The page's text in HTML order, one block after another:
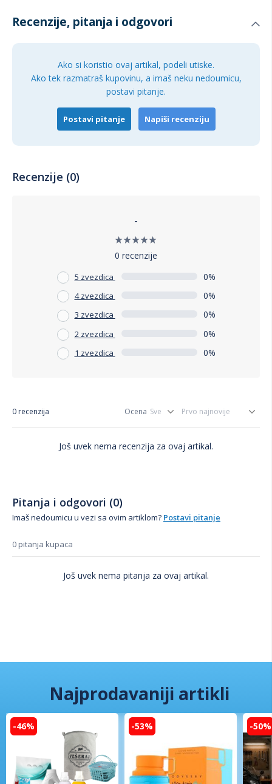
Recenzije, pitanja i odgovori
Ako si koristio ovaj artikal, podeli utiske.
Ako tek razmatraš kupovinu, a imaš neku nedoumicu,
postavi pitanje.
Postavi pitanje Napiši recenziju
Recenzije (0)
-
0 recenzije
5 zvezdica 0%
4 zvezdica 0%
3 zvezdica 0%
2 zvezdica 0%
1 zvezdica 0%
0 recenzija Ocena
Još uvek nema recenzija za ovaj artikal.
Pitanja i odgovori (0)
Imaš nedoumicu u vezi sa ovim artiklom? Postavi pitanje
0 pitanja kupaca
Još uvek nema pitanja za ovaj artikal.
Najprodavaniji artikli
-46% -53% -50%